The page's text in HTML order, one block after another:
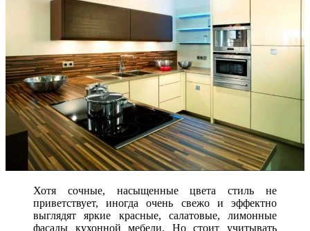
Хотя сочные, насыщенные цвета стиль не
приветствует, иногда очень свежо и эффектно
выглядят яркие красные, салатовые, лимонные
фасады кухонной мебели. Но стоит учитывать